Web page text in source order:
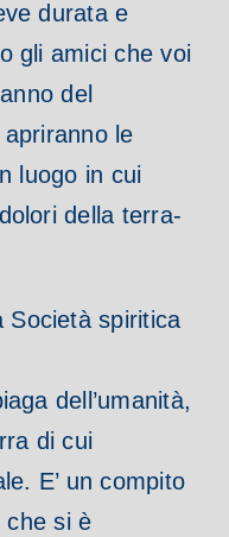
durata e
gli amici che voi
del
le
luogo in cui
della terra-
Società spiritica
dell’umanità,
di cui
E’ un compito
che si è